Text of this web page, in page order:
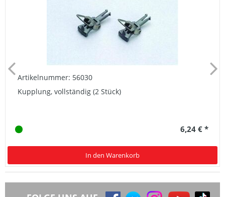
Artikelnummer: 56030
Kupplung, vollständig (2 Stück)
6,24 € *
In den Warenkorb